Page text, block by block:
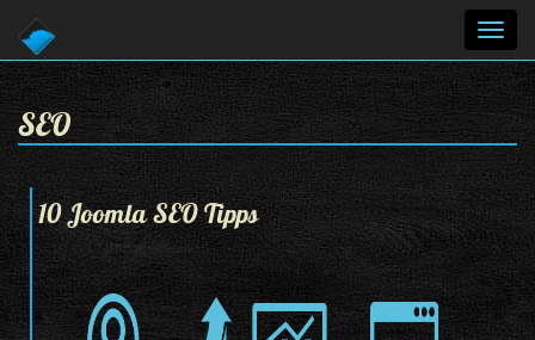
SEO
10 Joomla SEO Tipps